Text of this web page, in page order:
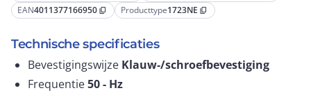
EAN4011377166950 content_copy Producttype1723NE content_copy
Technische specificaties
Bevestigingswijze Klauw-/schroefbevestiging
Frequentie50 - Hz